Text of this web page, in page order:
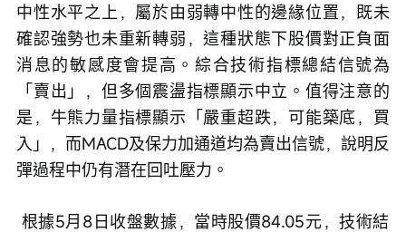
中性水平之上，屬於由弱轉中性的邊緣位置，既未
確認強勢也未重新轉弱，這種狀態下股價對正負面
消息的敏感度會提高。綜合技術指標總結信號為
「賣出」，但多個震盪指標顯示中立。值得注意的
是，牛熊力量指標顯示「嚴重超跌，可能築底，買
入」，而MACD及保力加通道均為賣出信號，說明反
彈過程中仍有潛在回吐壓力。